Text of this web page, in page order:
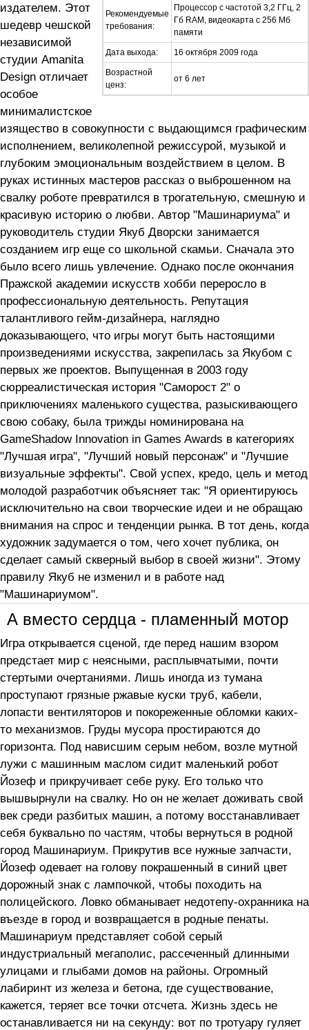
Рекомендуемые
требования:
Процессор с частотой 3,2 ГГц, 2
Гб RAM, видеокарта с 256 Мб
памяти
Дата выхода: 16 октября 2009 года
Возрастной
ценз:
от 6 лет
издателем. Этот
шедевр чешской
независимой
студии Amanita
Design отличает
особое
минималистское
изящество в совокупности с выдающимся графическим
исполнением, великолепной режиссурой, музыкой и
глубоким эмоциональным воздействием в целом. В
руках истинных мастеров рассказ о выброшенном на
свалку роботе превратился в трогательную, смешную и
красивую историю о любви. Автор "Машинариума" и
руководитель студии Якуб Дворски занимается
созданием игр еще со школьной скамьи. Сначала это
было всего лишь увлечение. Однако после окончания
Пражской академии искусств хобби переросло в
профессиональную деятельность. Репутация
талантливого гейм-дизайнера, наглядно
доказывающего, что игры могут быть настоящими
произведениями искусства, закрепилась за Якубом с
первых же проектов. Выпущенная в 2003 году
сюрреалистическая история "Саморост 2" о
приключениях маленького существа, разыскивающего
свою собаку, была трижды номинирована на
GameShadow Innovation in Games Awards в категориях
"Лучшая игра", "Лучший новый персонаж" и "Лучшие
визуальные эффекты". Свой успех, кредо, цель и метод
молодой разработчик объясняет так: "Я ориентируюсь
исключительно на свои творческие идеи и не обращаю
внимания на спрос и тенденции рынка. В тот день, когда
художник задумается о том, чего хочет публика, он
сделает самый скверный выбор в своей жизни". Этому
правилу Якуб не изменил и в работе над
"Машинариумом".
А вместо сердца - пламенный мотор
Игра открывается сценой, где перед нашим взором
предстает мир с неясными, расплывчатыми, почти
стертыми очертаниями. Лишь иногда из тумана
проступают грязные ржавые куски труб, кабели,
лопасти вентиляторов и покореженные обломки каких-
то механизмов. Груды мусора простираются до
горизонта. Под нависшим серым небом, возле мутной
лужи с машинным маслом сидит маленький робот
Йозеф и прикручивает себе руку. Его только что
вышвырнули на свалку. Но он не желает доживать свой
век среди разбитых машин, а потому восстанавливает
себя буквально по частям, чтобы вернуться в родной
город Машинариум. Прикрутив все нужные запчасти,
Йозеф одевает на голову покрашенный в синий цвет
дорожный знак с лампочкой, чтобы походить на
полицейского. Ловко обманывает недотепу-охранника на
въезде в город и возвращается в родные пенаты.
Машинариум представляет собой серый
индустриальный мегаполис, рассеченный длинными
улицами и глыбами домов на районы. Огромный
лабиринт из железа и бетона, где существование,
кажется, теряет все точки отсчета. Жизнь здесь не
останавливается ни на секунду: вот по тротуару гуляет